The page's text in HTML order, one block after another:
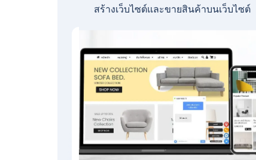
สร้างเว็บไซต์และขายสินค้าบนเว็บไซต์